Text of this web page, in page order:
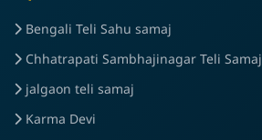
Bengali Teli Sahu samaj
Chhatrapati Sambhajinagar Teli Samaj
jalgaon teli samaj
Karma Devi